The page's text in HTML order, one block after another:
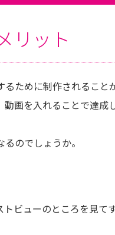
リット
るために制作されること
画を入れることで達成
のでしょうか。
ビューのところを見て